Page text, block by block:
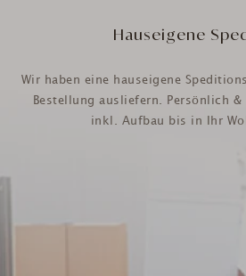
Hauseigene
Wir haben eine hauseigene
Bestellung ausliefern. Persönlich
inkl. Aufbau bis in Ihr